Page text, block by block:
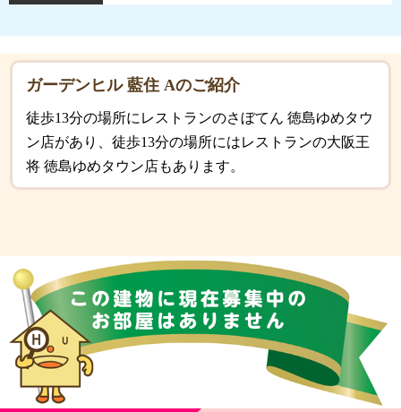
ガーデンヒル 藍住 Aのご紹介
徒歩13分の場所にレストランのさぼてん 徳島ゆめタウ
ン店があり、徒歩13分の場所にはレストランの大阪王
将 徳島ゆめタウン店もあります。